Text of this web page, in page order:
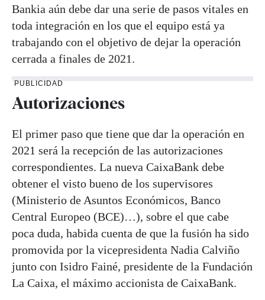
Bankia aún debe dar una serie de pasos vitales en
toda integración en los que el equipo está ya
trabajando con el objetivo de dejar la operación
cerrada a finales de 2021.
PUBLICIDAD
Autorizaciones
El primer paso que tiene que dar la operación en
2021 será la recepción de las autorizaciones
correspondientes. La nueva CaixaBank debe
obtener el visto bueno de los supervisores
(Ministerio de Asuntos Económicos, Banco
Central Europeo (BCE)…), sobre el que cabe
poca duda, habida cuenta de que la fusión ha sido
promovida por la vicepresidenta Nadia Calviño
junto con Isidro Fainé, presidente de la Fundación
La Caixa, el máximo accionista de CaixaBank.